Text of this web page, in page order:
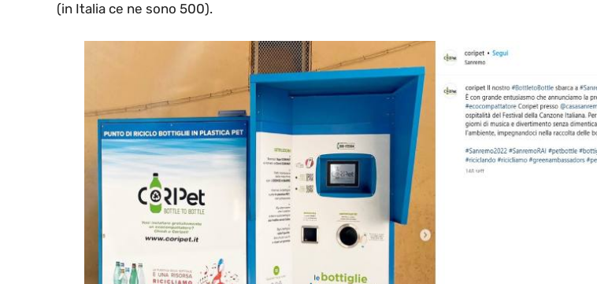
(in Italia ce ne sono 500).